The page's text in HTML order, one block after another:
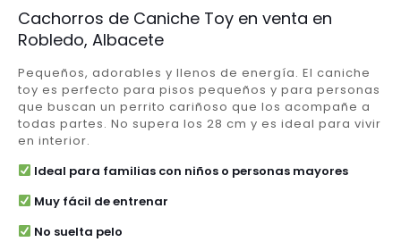
Cachorros de Caniche Toy en venta en
Robledo, Albacete
Pequeños, adorables y llenos de energía. El caniche
toy es perfecto para pisos pequeños y para personas
que buscan un perrito cariñoso que los acompañe a
todas partes. No supera los 28 cm y es ideal para vivir
en interior.
Ideal para familias con niños o personas mayores
Muy fácil de entrenar
No suelta pelo